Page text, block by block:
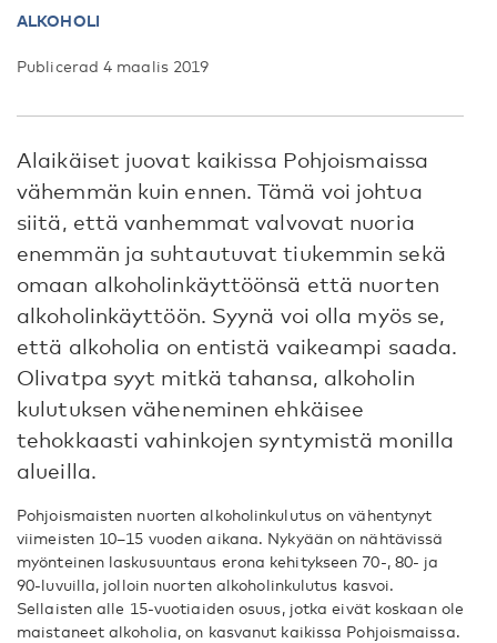
ALKOHOLI
Publicerad 4 maalis 2019
Alaikäiset juovat kaikissa Pohjoismaissa
vähemmän kuin ennen. Tämä voi johtua
siitä, että vanhemmat valvovat nuoria
enemmän ja suhtautuvat tiukemmin sekä
omaan alkoholinkäyttöönsä että nuorten
alkoholinkäyttöön. Syynä voi olla myös se,
että alkoholia on entistä vaikeampi saada.
Olivatpa syyt mitkä tahansa, alkoholin
kulutuksen väheneminen ehkäisee
tehokkaasti vahinkojen syntymistä monilla
alueilla.
Pohjoismaisten nuorten alkoholinkulutus on vähentynyt
viimeisten 10–15 vuoden aikana. Nykyään on nähtävissä
myönteinen laskusuuntaus erona kehitykseen 70-, 80- ja
90-luvuilla, jolloin nuorten alkoholinkulutus kasvoi.
Sellaisten alle 15-vuotiaiden osuus, jotka eivät koskaan ole
maistaneet alkoholia, on kasvanut kaikissa Pohjoismaissa.